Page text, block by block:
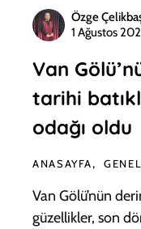
Özge
1 Ağustos
Van
tarihi
odağı oldu
ANASAYFA GENEL
Van Gölü’nün
güzellikler, son